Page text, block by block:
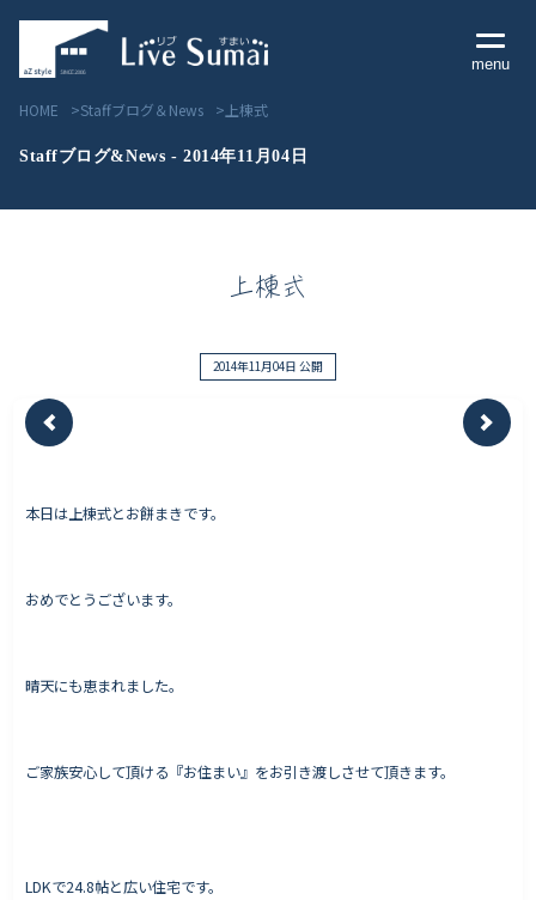
menu
Livesumai 保証について
オーナー様の声
HOME Staffブログ＆News 上棟式
Staffブログ&News - 2014年11月04日
上棟式
2014年11月04日 公開
本日は上棟式とお餅まきです。
おめでとうございます。
晴天にも恵まれました。
ご家族安心して頂ける『お住まい』をお引き渡しさせて頂きます。
LDKで24.8帖と広い住宅です。